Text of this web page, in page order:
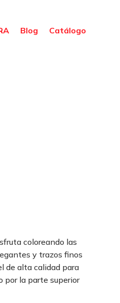
Blog Catálogo
coloreando las
y trazos finos
de alta calidad para
por la parte superior